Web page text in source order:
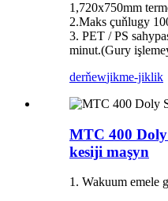
1,720x750mm
2.Maks çuňlugy
3. PET / PS
minut.(Gury
derňewjikme-jiklik
MTC 400
kesiji maşyn
1. Wakuum emele